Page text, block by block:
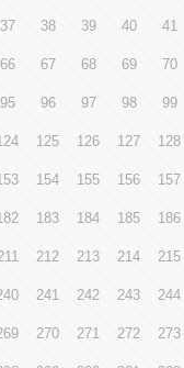
37 38 39 40 41
66 67 68 69 70
95 96 97 98 99
125 126 127 128
154 155 156 157
183 184 185 186
212 213 214 215
241 242 243 244
270 271 272 273